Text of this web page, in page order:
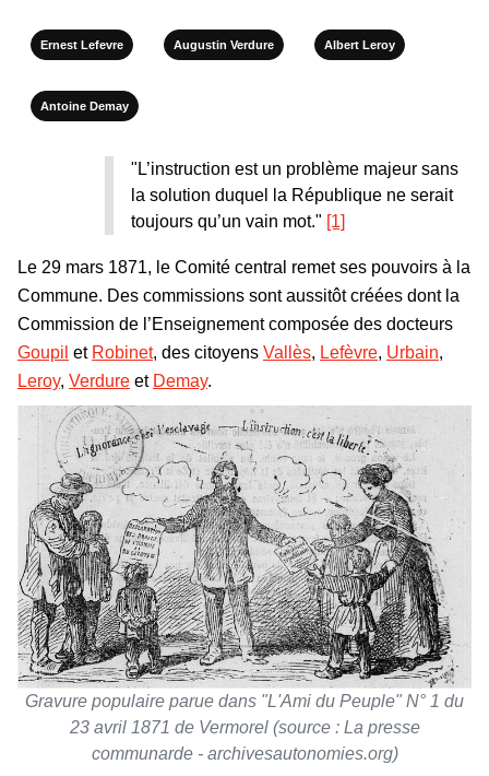
Ernest Lefevre Augustin Verdure Albert Leroy
Antoine Demay
"L’instruction est un problème majeur sans
la solution duquel la République ne serait
toujours qu’un vain mot." [1]
Le 29 mars 1871, le Comité central remet ses pouvoirs à la
Commune. Des commissions sont aussitôt créées dont la
Commission de l’Enseignement composée des docteurs
Goupil et Robinet, des citoyens Vallès, Lefèvre, Urbain,
Leroy, Verdure et Demay.
Gravure populaire parue dans "L'Ami du Peuple" N° 1 du
23 avril 1871 de Vermorel (source : La presse
communarde - archivesautonomies.org)